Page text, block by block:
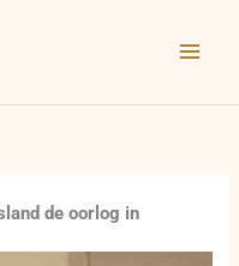
de oorlog in